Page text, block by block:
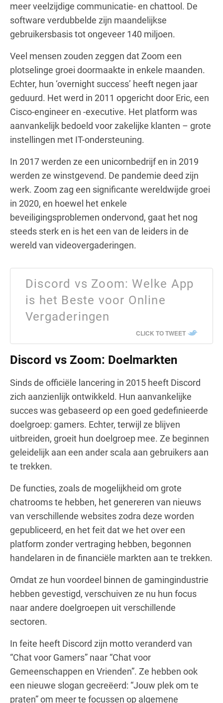
meer veelzijdige communicatie- en chattool. De
software verdubbelde zijn maandelijkse
gebruikersbasis tot ongeveer 140 miljoen.
Veel mensen zouden zeggen dat Zoom een
plotselinge groei doormaakte in enkele maanden.
Echter, hun ‘overnight success’ heeft negen jaar
geduurd. Het werd in 2011 opgericht door Eric, een
Cisco-engineer en -executive. Het platform was
aanvankelijk bedoeld voor zakelijke klanten – grote
instellingen met IT-ondersteuning.
In 2017 werden ze een unicornbedrijf en in 2019
werden ze winstgevend. De pandemie deed zijn
werk. Zoom zag een significante wereldwijde groei
in 2020, en hoewel het enkele
beveiligingsproblemen ondervond, gaat het nog
steeds sterk en is het een van de leiders in de
wereld van videovergaderingen.
Discord vs Zoom: Welke App
is het Beste voor Online
Vergaderingen
CLICK TO TWEET
Discord vs Zoom: Doelmarkten
Sinds de officiële lancering in 2015 heeft Discord
zich aanzienlijk ontwikkeld. Hun aanvankelijke
succes was gebaseerd op een goed gedefinieerde
doelgroep: gamers. Echter, terwijl ze blijven
uitbreiden, groeit hun doelgroep mee. Ze beginnen
geleidelijk aan een ander scala aan gebruikers aan
te trekken.
De functies, zoals de mogelijkheid om grote
chatrooms te hebben, het genereren van nieuws
van verschillende websites zodra deze worden
gepubliceerd, en het feit dat we het over een
platform zonder vertraging hebben, begonnen
handelaren in de financiële markten aan te trekken.
Omdat ze hun voordeel binnen de gamingindustrie
hebben gevestigd, verschuiven ze nu hun focus
naar andere doelgroepen uit verschillende
sectoren.
In feite heeft Discord zijn motto veranderd van
“Chat voor Gamers” naar “Chat voor
Gemeenschappen en Vrienden”. Ze hebben ook
een nieuwe slogan gecreëerd: “Jouw plek om te
praten” om meer te focussen op algemene